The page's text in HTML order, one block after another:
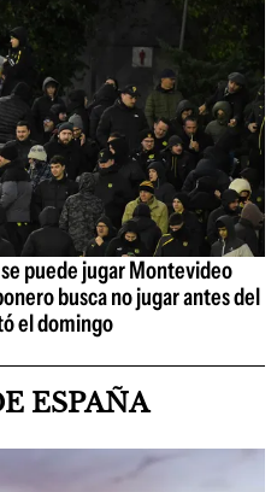
puede jugar Montevideo
busca no jugar antes del
el domingo
ESPAÑA